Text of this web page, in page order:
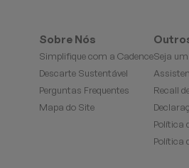
Sobre Nós
Simplifique com a Cadence
Descarte Sustentável
Perguntas Frequentes
Mapa do Site
Seja um
Recall
Política
Política